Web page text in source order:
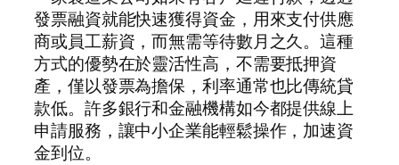
發票融資就能快速獲得資金，用來支付供應
商或員工薪資，而無需等待數月之久。這種
方式的優勢在於靈活性高，不需要抵押資
產，僅以發票為擔保，利率通常也比傳統貸
款低。許多銀行和金融機構如今都提供線上
申請服務，讓中小企業能輕鬆操作，加速資
金到位。